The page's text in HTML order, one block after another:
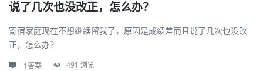
说了几次也没改正，怎么办？
寄宿家庭现在不想继续留我了，原因是成绩差而且说了几次也没改
正，怎么办？
1答案 491 浏览